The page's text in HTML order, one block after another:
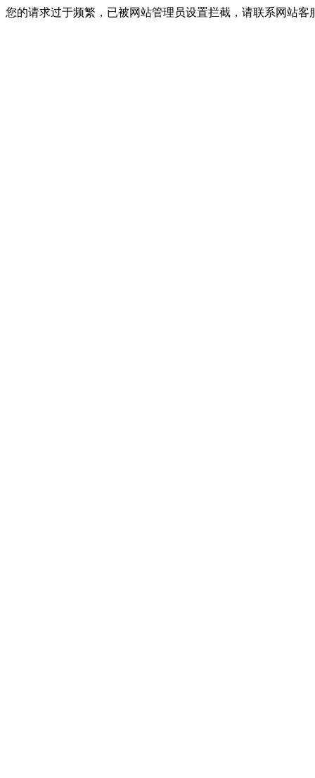
您的请求过于频繁，已被网站管理员设置拦截，请联系网站客